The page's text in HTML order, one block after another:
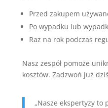
Przed zakupem
Po wypadku lub
Raz na rok podczas
Nasz zespół pomoże
kosztów. Zadzwoń już
„Nasze ekspertyzy to